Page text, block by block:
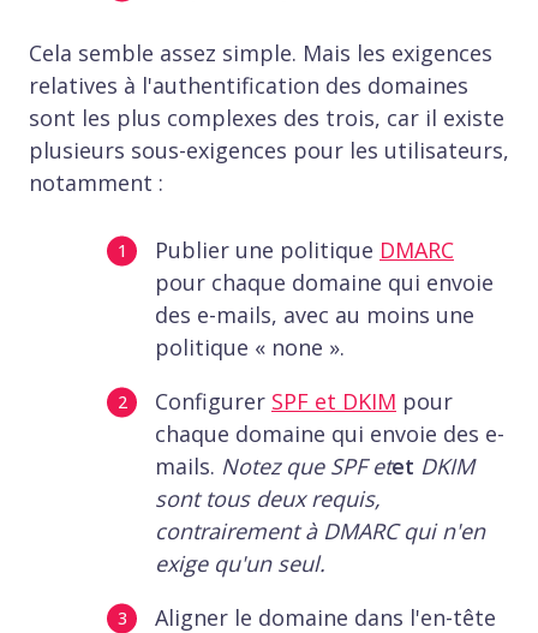
Cela semble assez simple. Mais les exigences
relatives à l'authentification des domaines
sont les plus complexes des trois, car il existe
plusieurs sous-exigences pour les utilisateurs,
notamment :
Publier une politique DMARC
pour chaque domaine qui envoie
des e-mails, avec au moins une
politique « none ».
Configurer SPF et DKIM pour
chaque domaine qui envoie des e-
mails. Notez que SPFetet DKIM
sont tous deux requis,
contrairement à DMARC qui n'en
exige qu'un seul.
Aligner le domaine dans l'en-tête